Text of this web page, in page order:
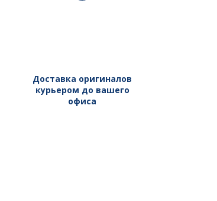
Доставка оригиналов
курьером до вашего
офиса